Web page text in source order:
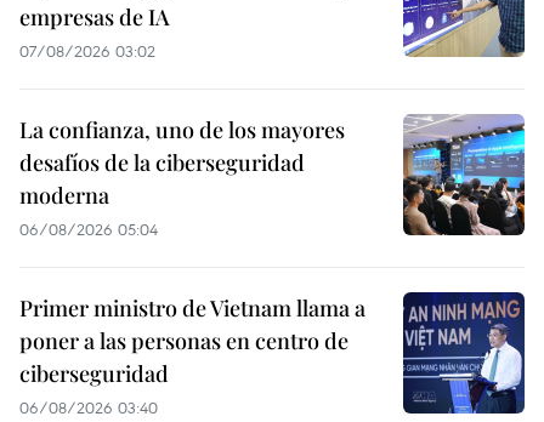
empresas de IA
07/08/2026 03:02
La confianza, uno de los mayores
desafíos de la ciberseguridad
moderna
06/08/2026 05:04
Primer ministro de Vietnam llama a
poner a las personas en centro de
ciberseguridad
06/08/2026 03:40